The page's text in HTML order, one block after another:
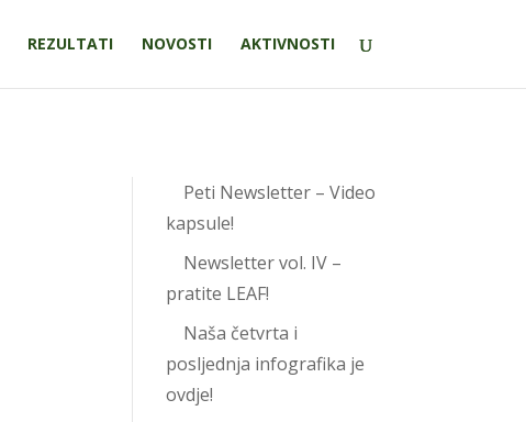
REZULTATI NOVOSTI AKTIVNOSTI
Peti Newsletter – Video
kapsule!
Newsletter vol. IV –
pratite LEAF!
Naša četvrta i
posljednja infografika je
ovdje!